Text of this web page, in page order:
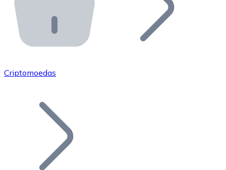
API Bitnovo
Integre nossa API no seu ecossistema.
Junte-se à nossa rede de revendedores e comercialize
Adicione o token do seu projeto ao nosso serviço de
Criptomoedas